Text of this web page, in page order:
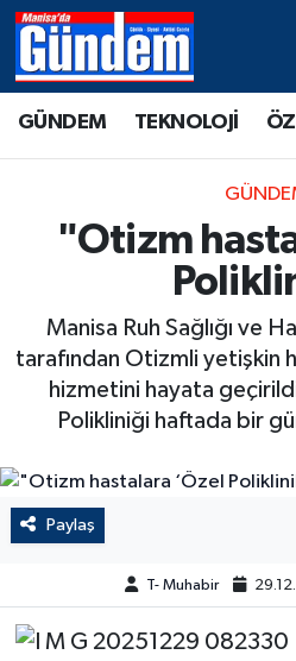
GÜNDEM TEKNOLOJİ
"Otizm
Manisa Ruh Sağlığı ve
tarafından Otizmli yetişkin
hizmetini hayata
Polikliniği haftada bir
Paylaş
T- Muhabir
Manisa Hava Durumu
Tüm Manşetler
Son Dakika Haberleri
Haber Arşivi